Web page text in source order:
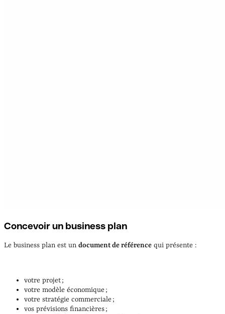
Concevoir un business plan
Le business plan est un document de référence qui présente :
votre projet ;
votre modèle économique ;
votre stratégie commerciale ;
vos prévisions financières ;